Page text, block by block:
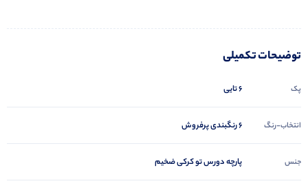
توضیحات تکمیلی
پک 6 تایی
انتخاب-رنگ 6 رنگبندی پرفروش
جنس پارچه دورس تو کرکی ضخیم